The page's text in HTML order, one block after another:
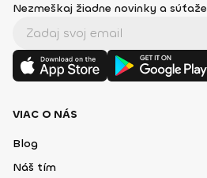
Nezmeškaj žiadne novinky a súťaže
VIAC O NÁS
Blog
Náš tím